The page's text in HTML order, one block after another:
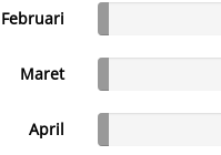
Februari
Maret
April